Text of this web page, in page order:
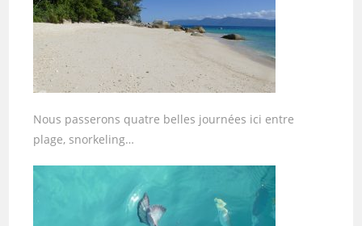
Nous passerons quatre belles journées ici entre
plage, snorkeling…